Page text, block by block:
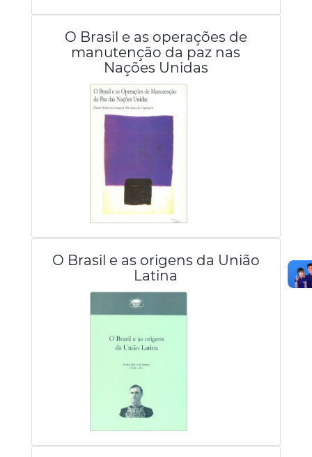
O Brasil e as operações de
manutenção da paz nas
Nações Unidas
O Brasil e as origens da União
Latina